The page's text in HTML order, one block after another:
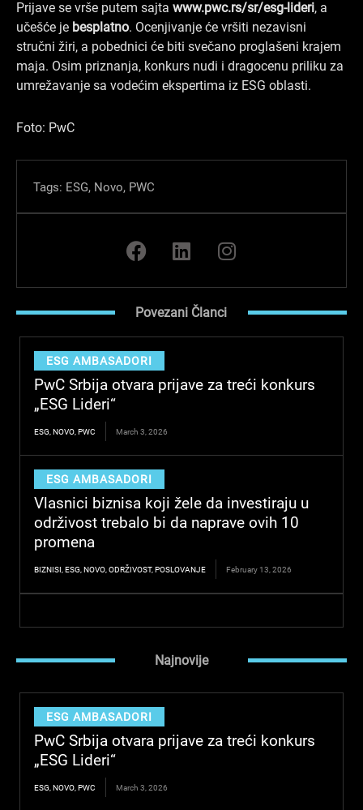
Prijave se vrše putem sajta www.pwc.rs/sr/esg-lideri, a
učešće je besplatno. Ocenjivanje će vršiti nezavisni
stručni žiri, a pobednici će biti svečano proglašeni krajem
maja. Osim priznanja, konkurs nudi i dragocenu priliku za
umrežavanje sa vodećim ekspertima iz ESG oblasti.
Foto: PwC
Tags: ESG, Novo, PWC
F
a
e
b
o
o
k
L
i
k
e
d
n
I
n
t
a
g
a
Povezani Članci
ESG AMBASADORI
PwC Srbija otvara prijave za treći konkurs
„ESG Lideri“
ESG,NOVO,PWC March 3, 2026
ESG AMBASADORI
Vlasnici biznisa koji žele da investiraju u
održivost trebalo bi da naprave ovih 10
promena
BIZNISI,ESG,NOVO,ODRŽIVOST,POSLOVANJE February 13, 2026
Najnovije
ESG AMBASADORI
PwC Srbija otvara prijave za treći konkurs
„ESG Lideri“
ESG,NOVO,PWC March 3, 2026